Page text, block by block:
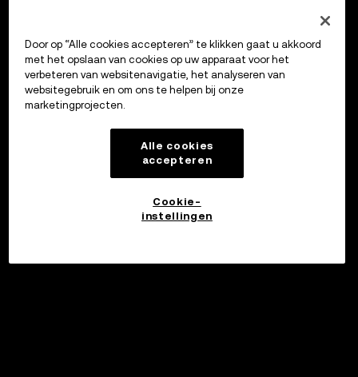
Door op “Alle cookies accepteren” te klikken gaat u akkoord
met het opslaan van cookies op uw apparaat voor het
verbeteren van websitenavigatie, het analyseren van
websitegebruik en om ons te helpen bij onze
marketingprojecten.
Alle cookies
accepteren
Cookie-
instellingen